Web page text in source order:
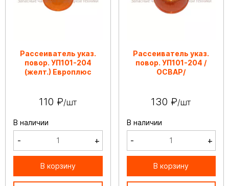
Рассеиватель указ.
повор. УП101-204
(желт.) Европлюс
110 ₽/шт
В наличии
- +
В корзину
Рассеиватель указ.
повор. УП101-204 /
ОСВАР/
130 ₽/шт
В наличии
- +
В корзину